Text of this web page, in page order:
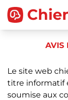
AVIS
Le site web
titre informatif
soumise aux